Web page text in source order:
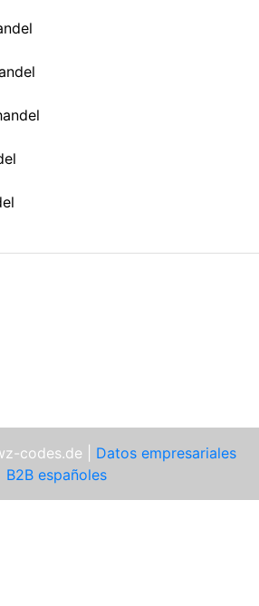
codes.de | Datos empresariales
B2B españoles